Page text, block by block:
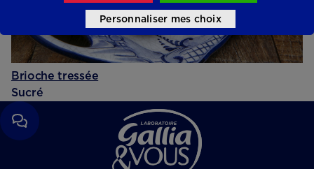
Brioche tressée
Sucré
Personnaliser mes choix